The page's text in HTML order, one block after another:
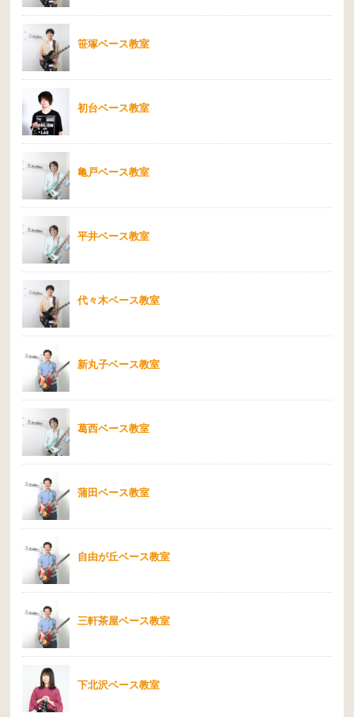
笹塚ベース教室
初台ベース教室
亀戸ベース教室
平井ベース教室
代々木ベース教室
新丸子ベース教室
葛西ベース教室
蒲田ベース教室
自由が丘ベース教室
三軒茶屋ベース教室
下北沢ベース教室